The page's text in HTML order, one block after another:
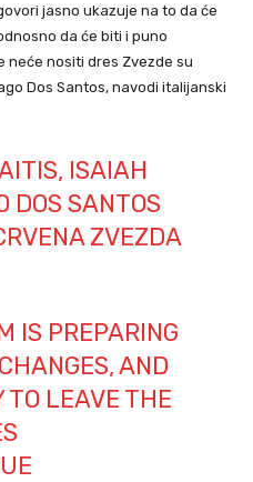
jasno ukazuje na to da će
da će biti i puno
neće nositi dres Zvezde su
Dos Santos, navodi italijanski
ISAIAH
DOS SANTOS
ZVEZDA
IS PREPARING
AND
TO LEAVE THE